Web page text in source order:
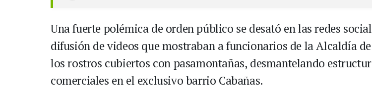
Una fuerte polémica de orden público se desató en las redes
difusión de videos que mostraban a funcionarios de la Alcaldía
los rostros cubiertos con pasamontañas, desmantelando
comerciales en el exclusivo barrio Cabañas.